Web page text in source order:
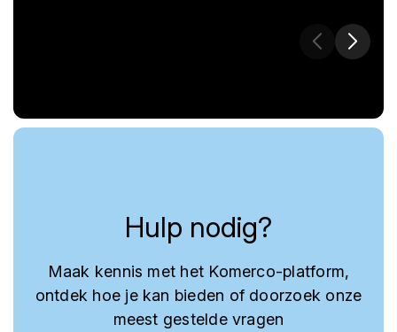
Hulp nodig?
Maak kennis met het Komerco-platform,
ontdek hoe je kan bieden of doorzoek onze
meest gestelde vragen